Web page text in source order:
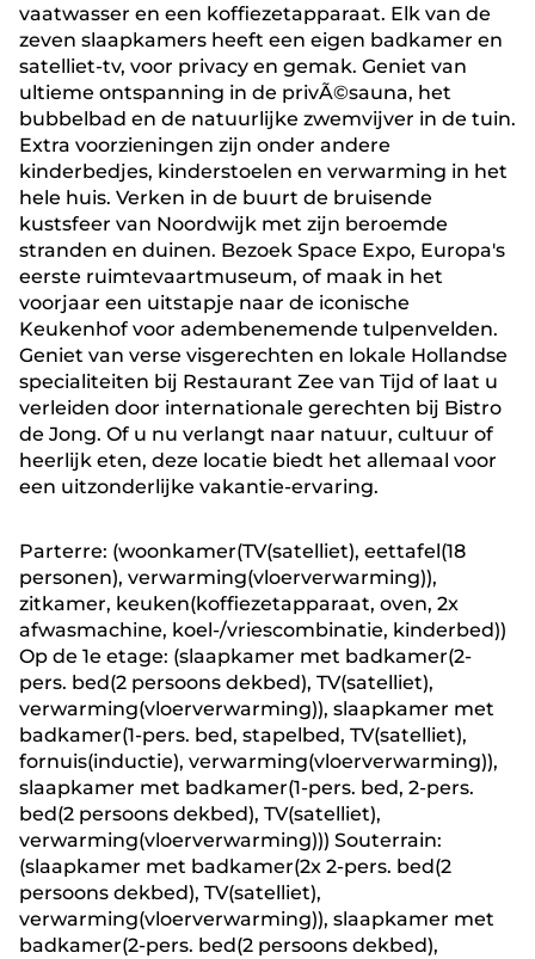
vaatwasser en een koffiezetapparaat. Elk van de
zeven slaapkamers heeft een eigen badkamer en
satelliet-tv, voor privacy en gemak. Geniet van
ultieme ontspanning in de privÃ©sauna, het
bubbelbad en de natuurlijke zwemvijver in de tuin.
Extra voorzieningen zijn onder andere
kinderbedjes, kinderstoelen en verwarming in het
hele huis. Verken in de buurt de bruisende
kustsfeer van Noordwijk met zijn beroemde
stranden en duinen. Bezoek Space Expo, Europa's
eerste ruimtevaartmuseum, of maak in het
voorjaar een uitstapje naar de iconische
Keukenhof voor adembenemende tulpenvelden.
Geniet van verse visgerechten en lokale Hollandse
specialiteiten bij Restaurant Zee van Tijd of laat u
verleiden door internationale gerechten bij Bistro
de Jong. Of u nu verlangt naar natuur, cultuur of
heerlijk eten, deze locatie biedt het allemaal voor
een uitzonderlijke vakantie-ervaring.
Parterre: (woonkamer(TV(satelliet), eettafel(18
personen), verwarming(vloerverwarming)),
zitkamer, keuken(koffiezetapparaat, oven, 2x
afwasmachine, koel-/vriescombinatie, kinderbed))
Op de 1e etage: (slaapkamer met badkamer(2-
pers. bed(2 persoons dekbed), TV(satelliet),
verwarming(vloerverwarming)), slaapkamer met
badkamer(1-pers. bed, stapelbed, TV(satelliet),
fornuis(inductie), verwarming(vloerverwarming)),
slaapkamer met badkamer(1-pers. bed, 2-pers.
bed(2 persoons dekbed), TV(satelliet),
verwarming(vloerverwarming))) Souterrain:
(slaapkamer met badkamer(2x 2-pers. bed(2
persoons dekbed), TV(satelliet),
verwarming(vloerverwarming)), slaapkamer met
badkamer(2-pers. bed(2 persoons dekbed),